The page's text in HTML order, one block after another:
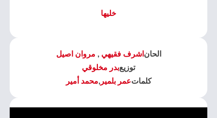
خليها
الحان اشرف فقيهي , مروان اصيل
توزيعبدر مخلوقي
كلماتعمر بلمير,محمد أمير